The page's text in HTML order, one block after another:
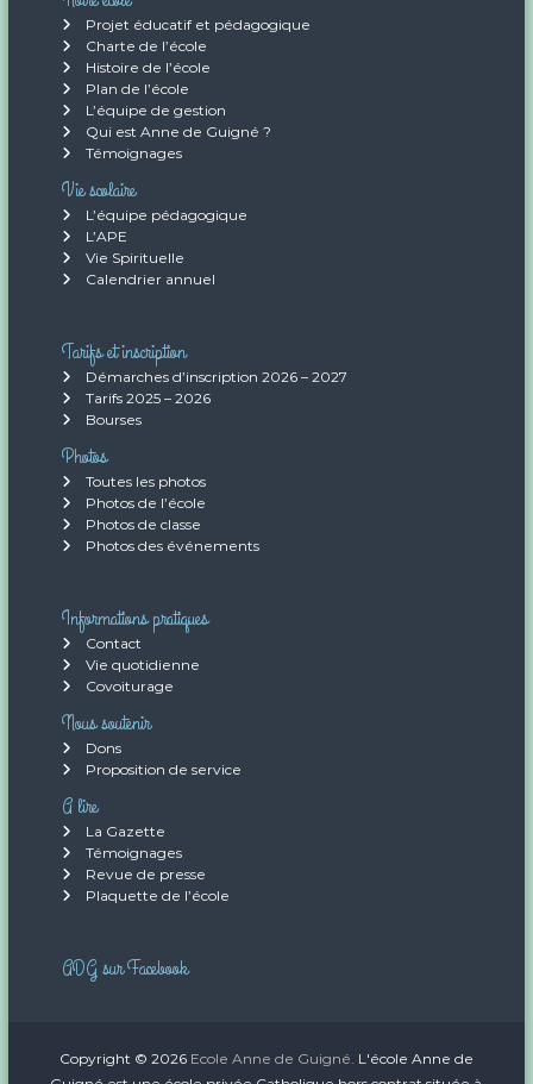
Projet éducatif et pédagogique
Charte de l’école
Histoire de l’école
Plan de l’école
L’équipe de gestion
Qui est Anne de Guigné ?
Témoignages
Vie scolaire
L’équipe pédagogique
L’APE
Vie Spirituelle
Calendrier annuel
Tarifs et inscription
Démarches d’inscription 2026 – 2027
Tarifs 2025 – 2026
Bourses
Photos
Toutes les photos
Photos de l’école
Photos de classe
Photos des événements
Informations pratiques
Contact
Vie quotidienne
Covoiturage
Nous soutenir
Dons
Proposition de service
A lire
La Gazette
Témoignages
Revue de presse
Plaquette de l’école
ADG sur Facebook
Copyright © 2026 Ecole Anne de Guigné. L'école Anne de